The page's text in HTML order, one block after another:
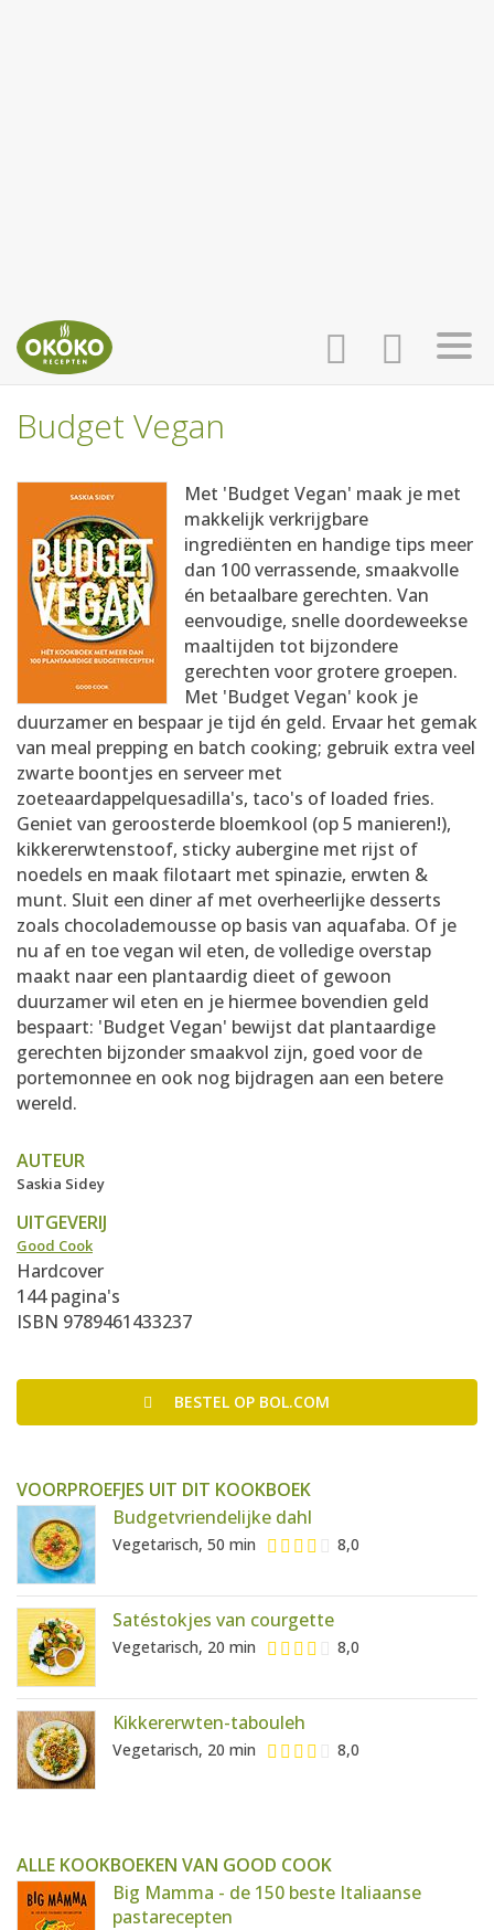
AANMELDEN
HOME
RECEPTEN
WEEKMENU'S
KOOKBOEKEN
Budget Vegan
Met 'Budget Vegan' maak je met
makkelijk verkrijgbare
ingrediënten en handige tips meer
dan 100 verrassende, smaakvolle
én betaalbare gerechten. Van
eenvoudige, snelle doordeweekse
maaltijden tot bijzondere
gerechten voor grotere groepen.
Met 'Budget Vegan' kook je
duurzamer en bespaar je tijd én geld. Ervaar het gemak
van meal prepping en batch cooking; gebruik extra veel
zwarte boontjes en serveer met
zoeteaardappelquesadilla's, taco's of loaded fries.
Geniet van geroosterde bloemkool (op 5 manieren!),
kikkererwtenstoof, sticky aubergine met rijst of
noedels en maak filotaart met spinazie, erwten &
munt. Sluit een diner af met overheerlijke desserts
zoals chocolademousse op basis van aquafaba. Of je
nu af en toe vegan wil eten, de volledige overstap
maakt naar een plantaardig dieet of gewoon
duurzamer wil eten en je hiermee bovendien geld
bespaart: 'Budget Vegan' bewijst dat plantaardige
gerechten bijzonder smaakvol zijn, goed voor de
portemonnee en ook nog bijdragen aan een betere
wereld.
AUTEUR
Saskia Sidey
UITGEVERIJ
Good Cook
Hardcover
144 pagina's
ISBN 9789461433237
BESTEL OP BOL.COM
VOORPROEFJES UIT DIT KOOKBOEK
Budgetvriendelijke dahl
Vegetarisch, 50 min 8,0
Satéstokjes van courgette
Vegetarisch, 20 min 8,0
Kikkererwten-tabouleh
Vegetarisch, 20 min 8,0
ALLE KOOKBOEKEN VAN GOOD COOK
Big Mamma - de 150 beste Italiaanse
pastarecepten